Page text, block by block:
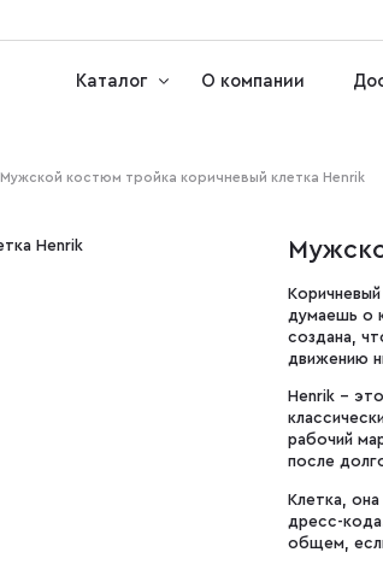
Каталог О компании
Мужской костюм тройка коричневый клетка Henrik
думаешь о
создана,
движению
Henrik -
рабочий
после
Клетка,
дресс-
общем,